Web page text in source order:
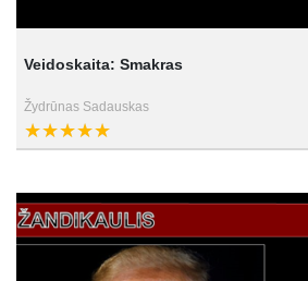
Veidoskaita: Smakras
Žydrūnas Sadauskas